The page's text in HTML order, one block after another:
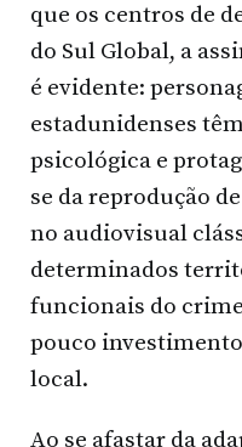
que os centros de
do Sul Global, a
é evidente:
estadunidenses
psicológica e
se da reprodução
no audiovisual
determinados
funcionais do
pouco
local.
Ao se afastar da